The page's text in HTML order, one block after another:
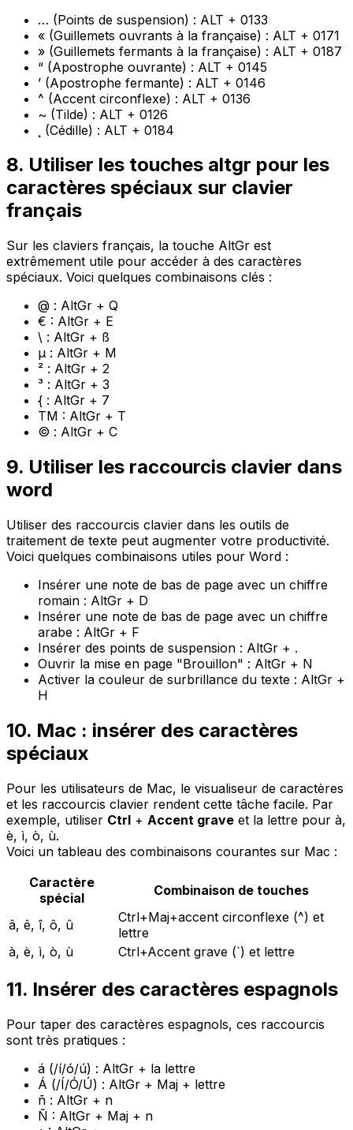
… (Points de suspension) : ALT + 0133
« (Guillemets ouvrants à la française) : ALT + 0171
» (Guillemets fermants à la française) : ALT + 0187
“ (Apostrophe ouvrante) : ALT + 0145
’ (Apostrophe fermante) : ALT + 0146
^ (Accent circonflexe) : ALT + 0136
~ (Tilde) : ALT + 0126
¸ (Cédille) : ALT + 0184
8. Utiliser les touches altgr pour les
caractères spéciaux sur clavier
français
Sur les claviers français, la touche AltGr est
extrêmement utile pour accéder à des caractères
spéciaux. Voici quelques combinaisons clés :
@ : AltGr + Q
€ : AltGr + E
\ : AltGr + ß
µ : AltGr + M
² : AltGr + 2
³ : AltGr + 3
{ : AltGr + 7
TM : AltGr + T
© : AltGr + C
9. Utiliser les raccourcis clavier dans
word
Utiliser des raccourcis clavier dans les outils de
traitement de texte peut augmenter votre productivité.
Voici quelques combinaisons utiles pour Word :
Insérer une note de bas de page avec un chiffre
romain : AltGr + D
Insérer une note de bas de page avec un chiffre
arabe : AltGr + F
Insérer des points de suspension : AltGr + .
Ouvrir la mise en page "Brouillon" : AltGr + N
Activer la couleur de surbrillance du texte : AltGr +
H
10. Mac : insérer des caractères
spéciaux
Pour les utilisateurs de Mac, le visualiseur de caractères
et les raccourcis clavier rendent cette tâche facile. Par
exemple, utiliser Ctrl + Accent grave et la lettre pour à,
è, ì, ò, ù.
Voici un tableau des combinaisons courantes sur Mac :
Caractère
spécial
Combinaison de touches
â, ê, î, ô, û
Ctrl+Maj+accent circonflexe (^) et
lettre
à, è, ì, ò, ù
Ctrl+Accent grave (`) et lettre
11. Insérer des caractères espagnols
Pour taper des caractères espagnols, ces raccourcis
sont très pratiques :
á (/í/ó/ú) : AltGr + la lettre
Á (/Í/Ó/Ú) : AltGr + Maj + lettre
ñ : AltGr + n
Ñ : AltGr + Maj + n